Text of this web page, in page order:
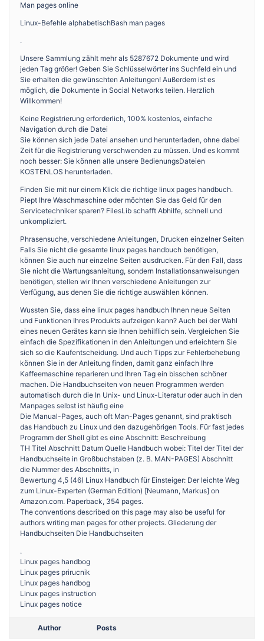
Man pages online
Linux-Befehle alphabetischBash man pages
.
Unsere Sammlung zählt mehr als 5287672 Dokumente und wird
jeden Tag größer! Geben Sie Schlüsselwörter ins Suchfeld ein und
Sie erhalten die gewünschten Anleitungen! Außerdem ist es
möglich, die Dokumente in Social Networks teilen. Herzlich
Willkommen!
Keine Registrierung erforderlich, 100% kostenlos, einfache
Navigation durch die Datei
Sie können sich jede Datei ansehen und herunterladen, ohne dabei
Zeit für die Registrierung verschwenden zu müssen. Und es kommt
noch besser: Sie können alle unsere BedienungsDateien
KOSTENLOS herunterladen.
Finden Sie mit nur einem Klick die richtige linux pages handbuch.
Piept Ihre Waschmaschine oder möchten Sie das Geld für den
Servicetechniker sparen? FilesLib schafft Abhilfe, schnell und
unkompliziert.
Phrasensuche, verschiedene Anleitungen, Drucken einzelner Seiten
Falls Sie nicht die gesamte linux pages handbuch benötigen,
können Sie auch nur einzelne Seiten ausdrucken. Für den Fall, dass
Sie nicht die Wartungsanleitung, sondern Installationsanweisungen
benötigen, stellen wir Ihnen verschiedene Anleitungen zur
Verfügung, aus denen Sie die richtige auswählen können.
Wussten Sie, dass eine linux pages handbuch Ihnen neue Seiten
und Funktionen Ihres Produkts aufzeigen kann? Auch bei der Wahl
eines neuen Gerätes kann sie Ihnen behilflich sein. Vergleichen Sie
einfach die Spezifikationen in den Anleitungen und erleichtern Sie
sich so die Kaufentscheidung. Und auch Tipps zur Fehlerbehebung
können Sie in der Anleitung finden, damit ganz einfach Ihre
Kaffeemaschine reparieren und Ihren Tag ein bisschen schöner
machen. Die Handbuchseiten von neuen Programmen werden
automatisch durch die In Unix- und Linux-Literatur oder auch in den
Manpages selbst ist häufig eine
Die Manual-Pages, auch oft Man-Pages genannt, sind praktisch
das Handbuch zu Linux und den dazugehörigen Tools. Für fast jedes
Programm der Shell gibt es eine Abschnitt: Beschreibung
TH Titel Abschnitt Datum Quelle Handbuch wobei: Titel der Titel der
Handbuchseite in Großbuchstaben (z. B. MAN-PAGES) Abschnitt
die Nummer des Abschnitts, in
Bewertung 4,5 (46) Linux Handbuch für Einsteiger: Der leichte Weg
zum Linux-Experten (German Edition) [Neumann, Markus] on
Amazon.com. Paperback, ‎354 pages.
The conventions described on this page may also be useful for
authors writing man pages for other projects. Gliederung der
Handbuchseiten Die Handbuchseiten
.
Linux pages handbog
Linux pages prirucnik
Linux pages handbog
Linux pages instruction
Linux pages notice
Author Posts